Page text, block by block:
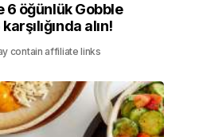
6 öğünlük Gobble
alın!
contain affiliate links